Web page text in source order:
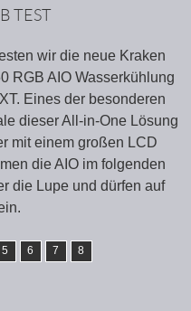
TEST
wir die neue Kraken
RGB AIO Wasserkühlung
Eines der besonderen
dieser All-in-One Lösung
mit einem großen LCD
die AIO im folgenden
die Lupe und dürfen auf
5 6 7 8